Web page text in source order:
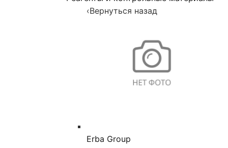
‹Вернуться назад
Erba Group